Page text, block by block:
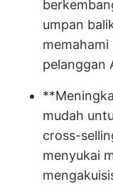
umpan
pelanggan
mudah
cross-
menyukai